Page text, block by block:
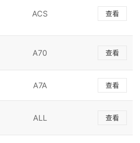
ACS 查看
A70 查看
A7A 查看
ALL 查看